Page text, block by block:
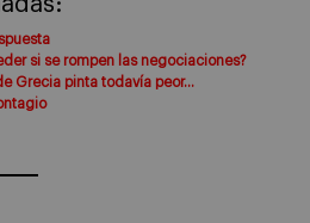
si se rompen las negociaciones?
Grecia pinta todavía peor…